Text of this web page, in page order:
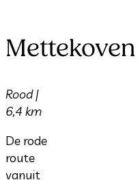
Mettekoven
Rood |
6,4 km
De rode
route
vanuit